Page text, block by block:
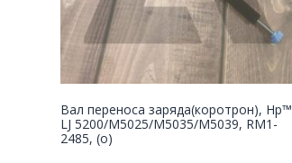
Вал переноса заряда(коротрон), Hp™
LJ 5200/M5025/M5035/M5039, RM1-
2485, (о)